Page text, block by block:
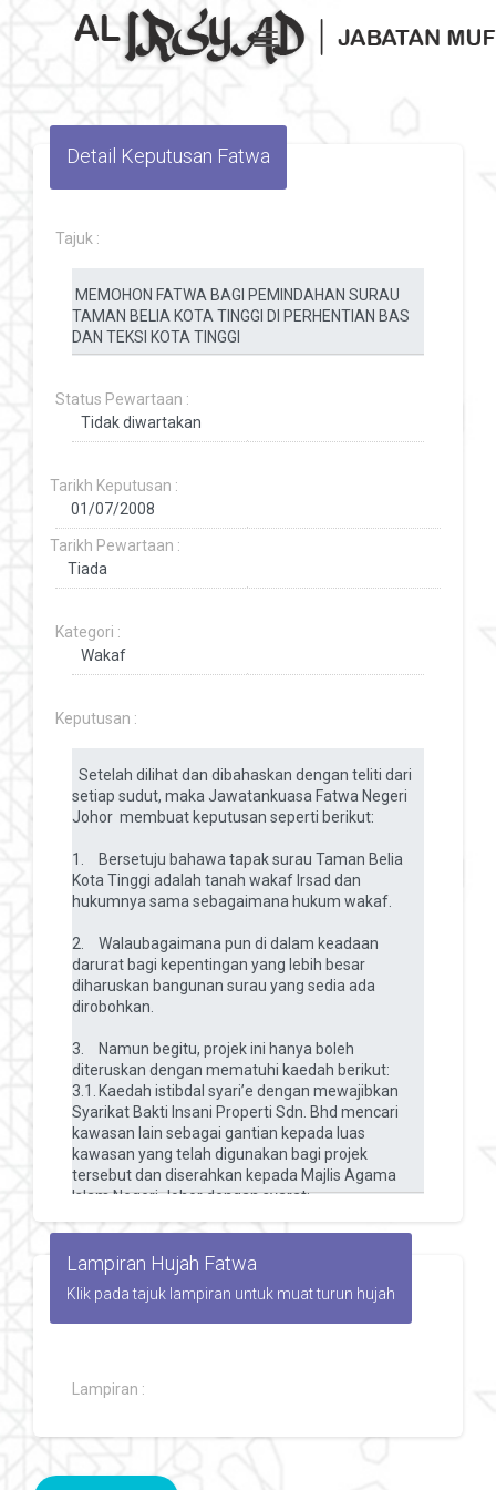
Toggle navigation
Detail Keputusan Fatwa
Tajuk :
Status Pewartaan :
Tarikh Keputusan :
Tarikh Pewartaan :
Kategori :
Keputusan :
Lampiran Hujah Fatwa
Klik pada tajuk lampiran untuk muat turun hujah
Lampiran :